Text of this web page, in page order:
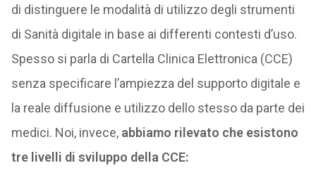
di distinguere le modalità di utilizzo degli strumenti
di Sanità digitale in base ai differenti contesti d’uso.
Spesso si parla di Cartella Clinica Elettronica (CCE)
senza specificare l’ampiezza del supporto digitale e
la reale diffusione e utilizzo dello stesso da parte dei
medici. Noi, invece,abbiamo rilevato che esistono
tre livelli di sviluppo della CCE: